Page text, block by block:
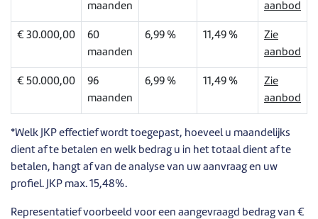
maanden
aanbod
€ 30.000,00
60
maanden
6,99 % 11,49 %
Zie
aanbod
€ 50.000,00
96
maanden
6,99 % 11,49 %
Zie
aanbod
*Welk JKP effectief wordt toegepast, hoeveel u maandelijks
dient af te betalen en welk bedrag u in het totaal dient af te
betalen, hangt af van de analyse van uw aanvraag en uw
profiel. JKP max. 15,48%.
Representatief voorbeeld voor een aangevraagd bedrag van €